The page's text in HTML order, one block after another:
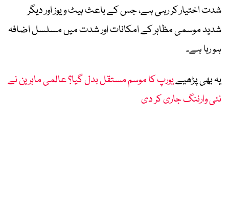
شدت اختیار کر رہی ہے، جس کے باعث ہیٹ ویوز اور دیگر
شدید موسمی مظاہر کے امکانات اور شدت میں مسلسل اضافہ
ہو رہا ہے۔
یہ بھی پڑھیےیورپ کا موسم مستقل بدل گیا؟ عالمی ماہرین نے
نئی وارننگ جاری کر دی